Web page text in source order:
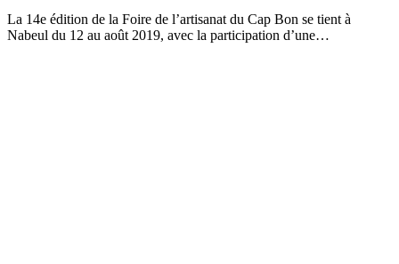
La 14e édition de la Foire de l’artisanat du Cap Bon se tient à
Nabeul du 12 au août 2019, avec la participation d’une…